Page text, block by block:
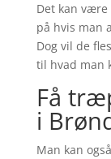
Det kan
på hvis man
Dog vil de
til hvad man
Få
i
Man kan